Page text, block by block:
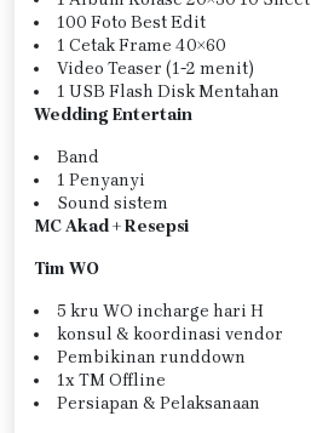
100 Foto Best Edit
1 Cetak Frame 40×60
Video Teaser (1-2 menit)
1 USB Flash Disk Mentahan
Wedding Entertain
Band
1 Penyanyi
Sound sistem
MC Akad + Resepsi
Tim WO
5 kru WO incharge hari H
konsul & koordinasi vendor
Pembikinan runddown
1x TM Offline
Persiapan & Pelaksanaan